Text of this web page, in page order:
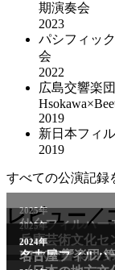
期演奏会
2023
パシフィッ
会
2022
広島交響楽
2019
新日本フィ
2019
すべての公演記録
レビュー／
2025年
仙台フィルハー
2025年
兵庫芸術文化セ
2011年
NHK交響楽団
2024年
名古屋フィルハ